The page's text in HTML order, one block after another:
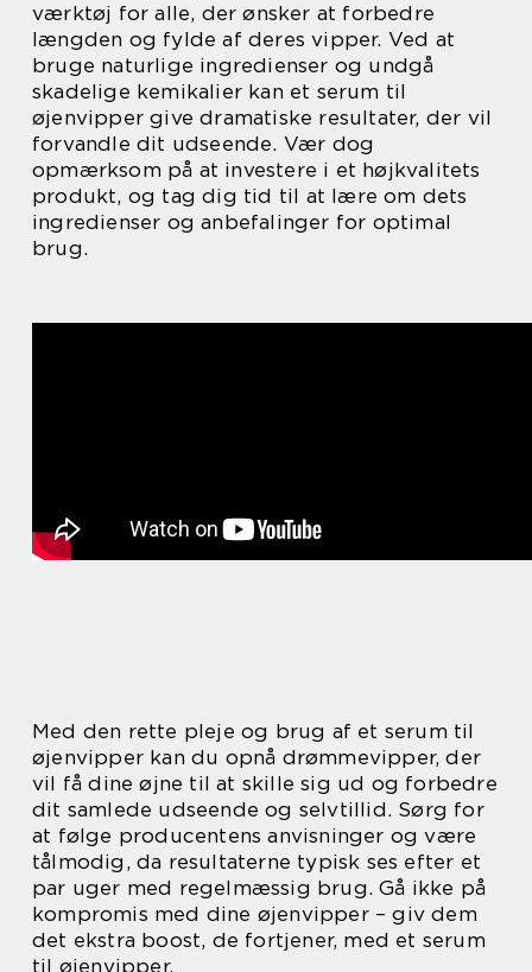
værktøj for alle, der ønsker at forbedre
længden og fylde af deres vipper. Ved at
bruge naturlige ingredienser og undgå
skadelige kemikalier kan et serum til
øjenvipper give dramatiske resultater, der vil
forvandle dit udseende. Vær dog
opmærksom på at investere i et højkvalitets
produkt, og tag dig tid til at lære om dets
ingredienser og anbefalinger for optimal
brug.
Med den rette pleje og brug af et serum til
øjenvipper kan du opnå drømmevipper, der
vil få dine øjne til at skille sig ud og forbedre
dit samlede udseende og selvtillid. Sørg for
at følge producentens anvisninger og være
tålmodig, da resultaterne typisk ses efter et
par uger med regelmæssig brug. Gå ikke på
kompromis med dine øjenvipper – giv dem
det ekstra boost, de fortjener, med et serum
til øjenvipper.